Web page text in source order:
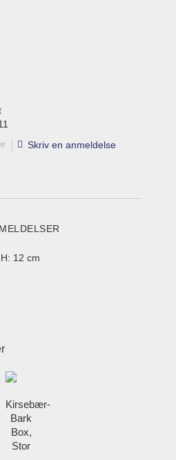
Skriv en anmeldelse
12 cm
Kirsebær-
Bark
Box,
Stor